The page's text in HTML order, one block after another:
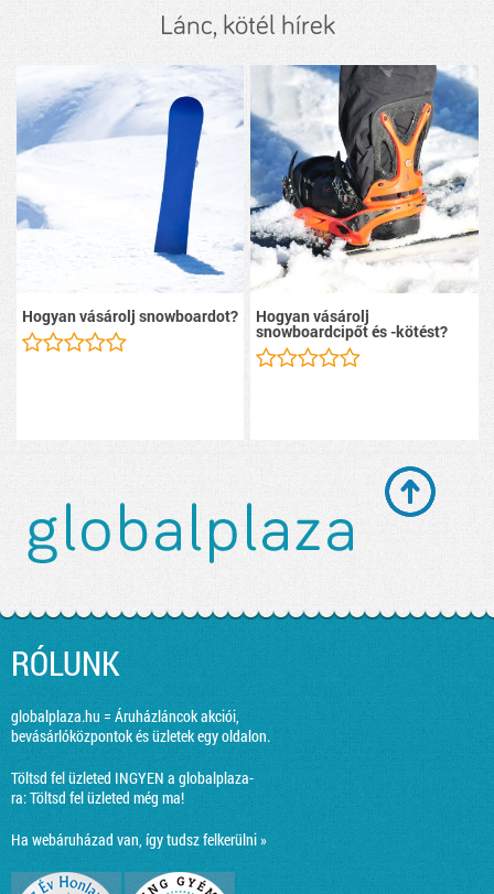
Lánc, kötél hírek
Hogyan vásárolj snowboardot? Hogyan vásárolj
snowboardcipőt és -kötést?
RÓLUNK
globalplaza.hu = Áruházláncok akciói,
bevásárlóközpontok és üzletek egy oldalon.
Töltsd fel üzleted INGYEN a globalplaza-
ra:Töltsd fel üzleted még ma!
Ha webáruházad van, így tudsz felkerülni »